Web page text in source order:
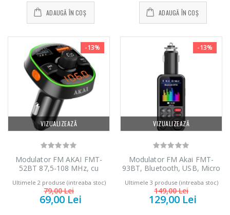
ADAUGĂ ÎN COȘ ADAUGĂ ÎN COȘ
VIZUALIZEAZĂ
-13%
Modulator FM AKAI FMT-
52BT 87,5-108 MHz, cu
Bluetooth, cititor USB
multiple formate (WMA, MP3,
WAV, APE, FLAC) si micro SD
Ultimele 2 produse (intreaba stoc)
79,00 Lei
69,00 Lei
VIZUALIZEAZĂ
-13%
Modulator FM Akai FMT-
93BT, Bluetooth, USB, Micro
incarcator telefon, microfon
incorporat, egalizator
Ultimele 3 produse (intreaba stoc)
149,00 Lei
129,00 Lei
-15%
Cuptor cu
microunde
Heinner ...
289,00 Lei
Cuptor cu
microunde
incorporabil, ...
1 499,00 Lei
-33%
Espressor
automat Heinner
...
799,00 Lei
-25%
Fierbator electric
cu filtru ...
89,00 Lei
Masina de tocat
carne Bosch ...
549,00 Lei
-33%
Masina de tocat
carne NobeLTek
...
199,00 Lei